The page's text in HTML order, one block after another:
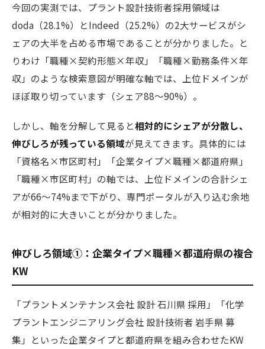
今回の実測では、プラント設計技術者採用領域は
doda（28.1%）とIndeed（25.2%）の2大サービスがシ
ェアの大半を占める市場であることが分かりました。と
りわけ「職種×契約形態×年収」「職種×勤務条件×年
収」のような検索意図が明確な軸では、上位ドメインが
ほぼ取り切っています（シェア88〜90%）。
しかし、軸を分解して見ると相対的にシェアが分散し、
伸びしろが残っている領域が見えてきます。具体的には
「資格名×市区町村」「企業タイプ×職種×都道府県」
「職種×市区町村」の軸では、上位ドメインの合計シェ
アが66〜74%まで下がり、専門ポータルが入り込む余地
が相対的に大きいことが分かりました。
伸びしろ領域①：企業タイプ×職種×都道府県の複合
KW
「プラントメンテナンス会社 設計 石川県 採用」「化学
プラントエンジニアリング会社 設計技術者 岩手県 募
集」といった企業タイプと都道府県を組み合わせたKW